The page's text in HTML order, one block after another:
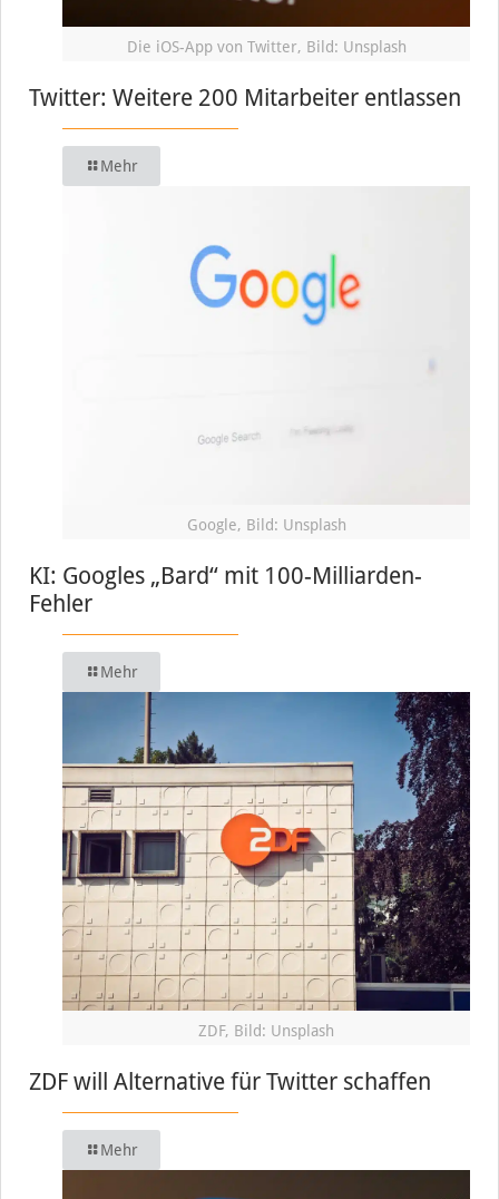
Die iOS-App von Twitter, Bild: Unsplash
Twitter: Weitere 200 Mitarbeiter entlassen
Mehr
Google, Bild: Unsplash
KI: Googles „Bard“ mit 100-Milliarden-
Fehler
Mehr
ZDF, Bild: Unsplash
ZDF will Alternative für Twitter schaffen
Mehr